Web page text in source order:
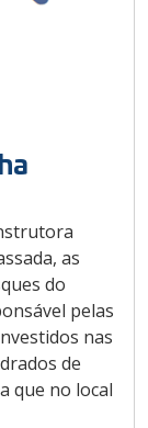
as
do
pelas
nas
de
que no local